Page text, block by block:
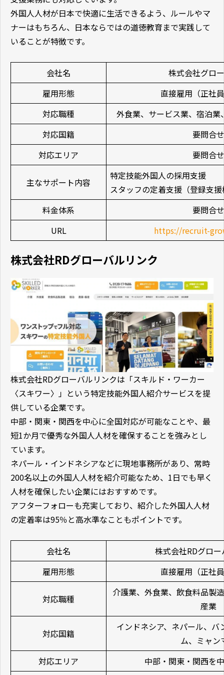
外国人人材が日本で快適に生活できるよう、ルールやマ
ナーはもちろん、日本ならではの道徳教育まで実践して
いることが特徴です。
会社名
株式会社グロ
雇用形態
直接雇用（正社
対応職種
外食業、サービス業、宿泊
対応国籍
要問合せ
対応エリア
要問合せ
主なサポート内容
特定技能外国人の採用支援
スタッフの定着支援（登録支
料金体系
要問合せ
URL
https://recruit-
株式会社RDグローバルリンク
株式会社RDグローバルリンクは「スキルド・ワーカー
〈スキワー〉」という特定技能外国人紹介サービスを提
供している企業です。
中部・関東・関西を中心に全国対応が可能なことや、最
短1か月で優秀な外国人人材を確保することを強みとし
ています。
ネパール・インドネシアなどに現地事務所があり、常時
200名以上の外国人人材を紹介可能なため、1日でも早く
人材を確保したい企業にはおすすめです。
アフターフォローも充実しており、紹介した外国人人材
の定着率は95％と高水準なこともポイントです。
会社名
株式会社RDグロ
雇用形態
直接雇用（正社
対応職種
介護業、外食業、飲食料品製
産業
対応国籍
インドネシア、ネパール、
ム、ミャン
対応エリア
中部・関東・関西を